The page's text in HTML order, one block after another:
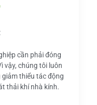
cần phải đóng
vậy, chúng tôi luôn
thiểu tác động
thải khí nhà kính.